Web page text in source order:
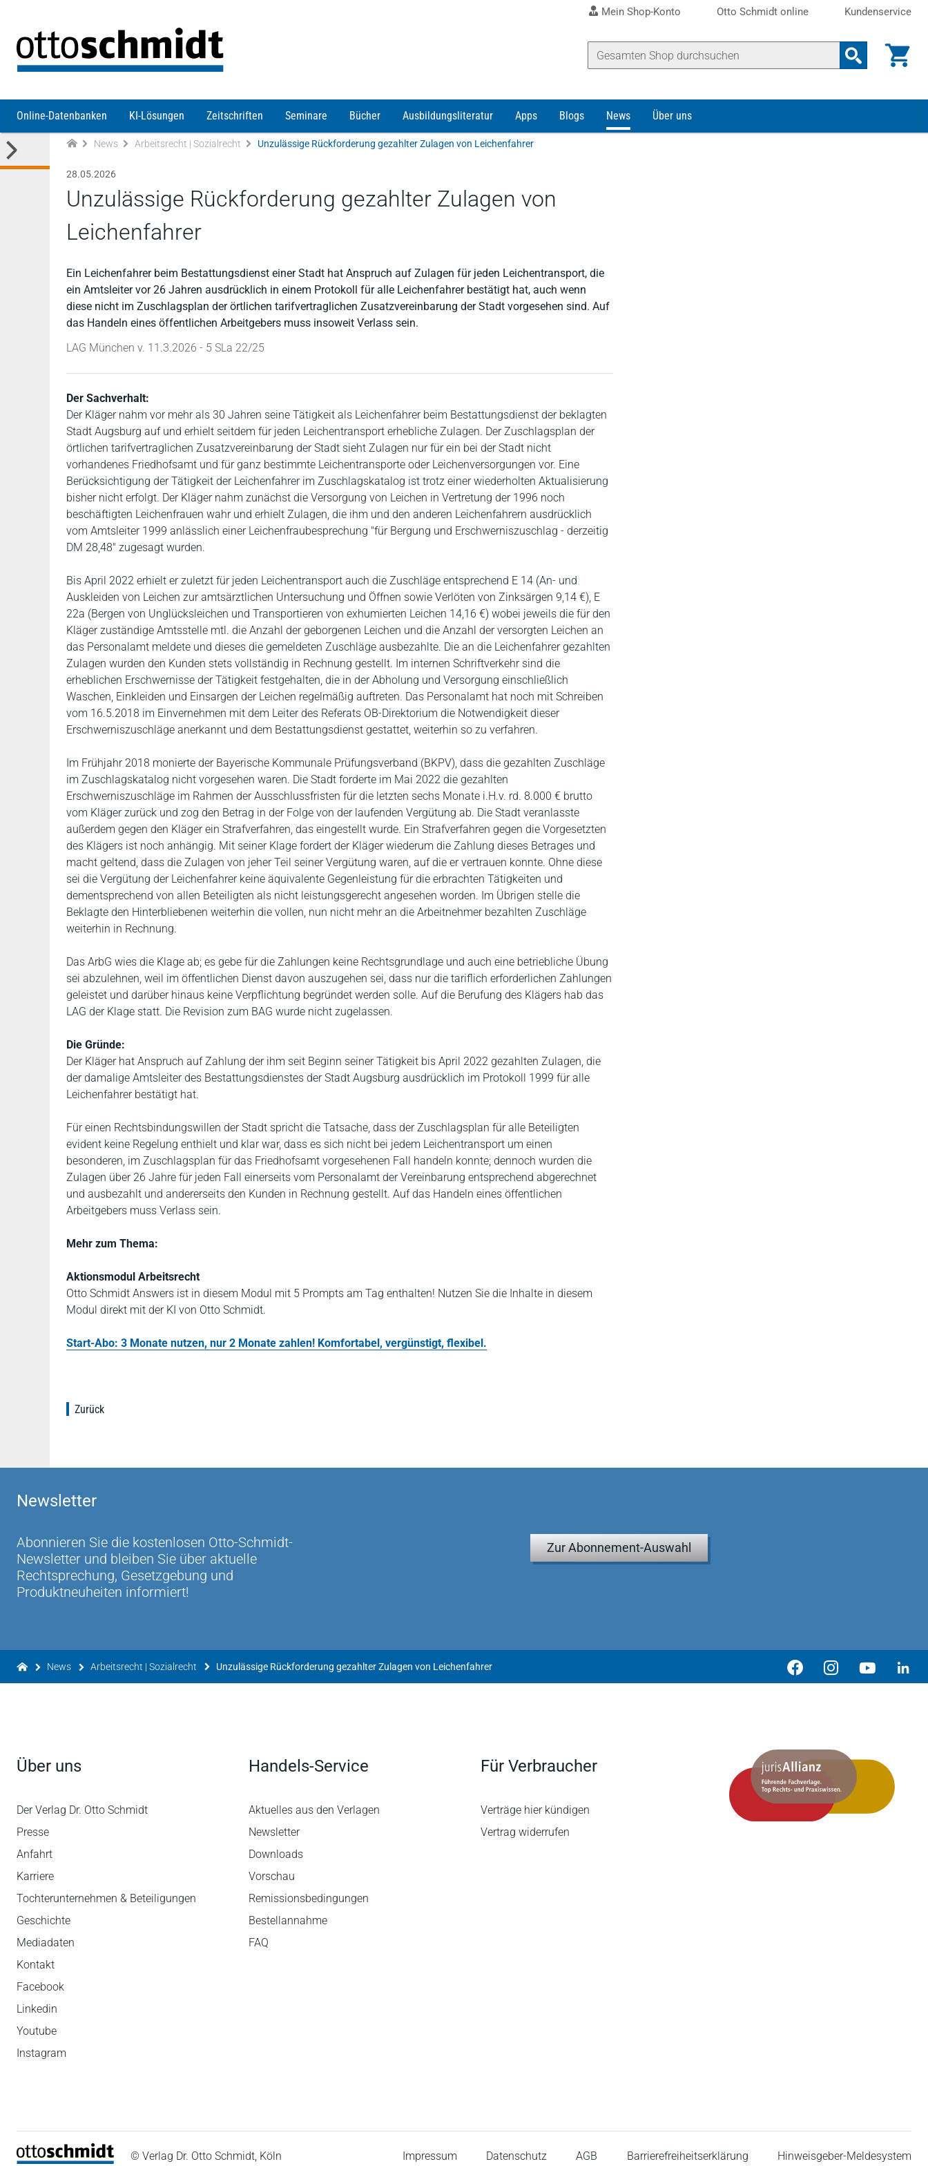
Mein Shop-Konto Otto Schmidt online Kundenservice
Online-Datenbanken KI-Lösungen Zeitschriften Seminare Bücher Ausbildungsliteratur Apps Blogs News Über uns
News Arbeitsrecht | Sozialrecht Unzulässige Rückforderung gezahlter Zulagen von Leichenfahrer
28.05.2026
Unzulässige Rückforderung gezahlter Zulagen von
Leichenfahrer
Ein Leichenfahrer beim Bestattungsdienst einer Stadt hat Anspruch auf Zulagen für jeden Leichentransport, die
ein Amtsleiter vor 26 Jahren ausdrücklich in einem Protokoll für alle Leichenfahrer bestätigt hat, auch wenn
diese nicht im Zuschlagsplan der örtlichen tarifvertraglichen Zusatzvereinbarung der Stadt vorgesehen sind. Auf
das Handeln eines öffentlichen Arbeitgebers muss insoweit Verlass sein.
LAG München v. 11.3.2026 - 5 SLa 22/25
Der Sachverhalt:
Der Kläger nahm vor mehr als 30 Jahren seine Tätigkeit als Leichenfahrer beim Bestattungsdienst der beklagten
Stadt Augsburg auf und erhielt seitdem für jeden Leichentransport erhebliche Zulagen. Der Zuschlagsplan der
örtlichen tarifvertraglichen Zusatzvereinbarung der Stadt sieht Zulagen nur für ein bei der Stadt nicht
vorhandenes Friedhofsamt und für ganz bestimmte Leichentransporte oder Leichenversorgungen vor. Eine
Berücksichtigung der Tätigkeit der Leichenfahrer im Zuschlagskatalog ist trotz einer wiederholten Aktualisierung
bisher nicht erfolgt. Der Kläger nahm zunächst die Versorgung von Leichen in Vertretung der 1996 noch
beschäftigten Leichenfrauen wahr und erhielt Zulagen, die ihm und den anderen Leichenfahrern ausdrücklich
vom Amtsleiter 1999 anlässlich einer Leichenfraubesprechung "für Bergung und Erschwerniszuschlag - derzeitig
DM 28,48" zugesagt wurden.
Bis April 2022 erhielt er zuletzt für jeden Leichentransport auch die Zuschläge entsprechend E 14 (An- und
Auskleiden von Leichen zur amtsärztlichen Untersuchung und Öffnen sowie Verlöten von Zinksärgen 9,14 €), E
22a (Bergen von Unglücksleichen und Transportieren von exhumierten Leichen 14,16 €) wobei jeweils die für den
Kläger zuständige Amtsstelle mtl. die Anzahl der geborgenen Leichen und die Anzahl der versorgten Leichen an
das Personalamt meldete und dieses die gemeldeten Zuschläge ausbezahlte. Die an die Leichenfahrer gezahlten
Zulagen wurden den Kunden stets vollständig in Rechnung gestellt. Im internen Schriftverkehr sind die
erheblichen Erschwernisse der Tätigkeit festgehalten, die in der Abholung und Versorgung einschließlich
Waschen, Einkleiden und Einsargen der Leichen regelmäßig auftreten. Das Personalamt hat noch mit Schreiben
vom 16.5.2018 im Einvernehmen mit dem Leiter des Referats OB-Direktorium die Notwendigkeit dieser
Erschwerniszuschläge anerkannt und dem Bestattungsdienst gestattet, weiterhin so zu verfahren.
Im Frühjahr 2018 monierte der Bayerische Kommunale Prüfungsverband (BKPV), dass die gezahlten Zuschläge
im Zuschlagskatalog nicht vorgesehen waren. Die Stadt forderte im Mai 2022 die gezahlten
Erschwerniszuschläge im Rahmen der Ausschlussfristen für die letzten sechs Monate i.H.v. rd. 8.000 € brutto
vom Kläger zurück und zog den Betrag in der Folge von der laufenden Vergütung ab. Die Stadt veranlasste
außerdem gegen den Kläger ein Strafverfahren, das eingestellt wurde. Ein Strafverfahren gegen die Vorgesetzten
des Klägers ist noch anhängig. Mit seiner Klage fordert der Kläger wiederum die Zahlung dieses Betrages und
macht geltend, dass die Zulagen von jeher Teil seiner Vergütung waren, auf die er vertrauen konnte. Ohne diese
sei die Vergütung der Leichenfahrer keine äquivalente Gegenleistung für die erbrachten Tätigkeiten und
dementsprechend von allen Beteiligten als nicht leistungsgerecht angesehen worden. Im Übrigen stelle die
Beklagte den Hinterbliebenen weiterhin die vollen, nun nicht mehr an die Arbeitnehmer bezahlten Zuschläge
weiterhin in Rechnung.
Das ArbG wies die Klage ab; es gebe für die Zahlungen keine Rechtsgrundlage und auch eine betriebliche Übung
sei abzulehnen, weil im öffentlichen Dienst davon auszugehen sei, dass nur die tariflich erforderlichen Zahlungen
geleistet und darüber hinaus keine Verpflichtung begründet werden solle. Auf die Berufung des Klägers hab das
LAG der Klage statt. Die Revision zum BAG wurde nicht zugelassen.
Die Gründe:
Der Kläger hat Anspruch auf Zahlung der ihm seit Beginn seiner Tätigkeit bis April 2022 gezahlten Zulagen, die
der damalige Amtsleiter des Bestattungsdienstes der Stadt Augsburg ausdrücklich im Protokoll 1999 für alle
Leichenfahrer bestätigt hat.
Für einen Rechtsbindungswillen der Stadt spricht die Tatsache, dass der Zuschlagsplan für alle Beteiligten
evident keine Regelung enthielt und klar war, dass es sich nicht bei jedem Leichentransport um einen
besonderen, im Zuschlagsplan für das Friedhofsamt vorgesehenen Fall handeln konnte; dennoch wurden die
Zulagen über 26 Jahre für jeden Fall einerseits vom Personalamt der Vereinbarung entsprechend abgerechnet
und ausbezahlt und andererseits den Kunden in Rechnung gestellt. Auf das Handeln eines öffentlichen
Arbeitgebers muss Verlass sein.
Mehr zum Thema:
Aktionsmodul Arbeitsrecht
Otto Schmidt Answers ist in diesem Modul mit 5 Prompts am Tag enthalten! Nutzen Sie die Inhalte in diesem
Modul direkt mit der KI von Otto Schmidt.
Start-Abo: 3 Monate nutzen, nur 2 Monate zahlen! Komfortabel, vergünstigt, flexibel.
Zurück
Newsletter
Abonnieren Sie die kostenlosen Otto-Schmidt-
Newsletter und bleiben Sie über aktuelle
Rechtsprechung, Gesetzgebung und
Produktneuheiten informiert!
Zur Abonnement-Auswahl
News Arbeitsrecht | Sozialrecht Unzulässige Rückforderung gezahlter Zulagen von Leichenfahrer
Über uns
Der Verlag Dr. Otto Schmidt
Presse
Anfahrt
Karriere
Tochterunternehmen & Beteiligungen
Geschichte
Mediadaten
Kontakt
Facebook
Linkedin
Youtube
Instagram
Handels-Service
Aktuelles aus den Verlagen
Newsletter
Downloads
Vorschau
Remissionsbedingungen
Bestellannahme
FAQ
Für Verbraucher
Verträge hier kündigen
Vertrag widerrufen
© Verlag Dr. Otto Schmidt, Köln Impressum Datenschutz AGB Barrierefreiheitserklärung Hinweisgeber-Meldesystem